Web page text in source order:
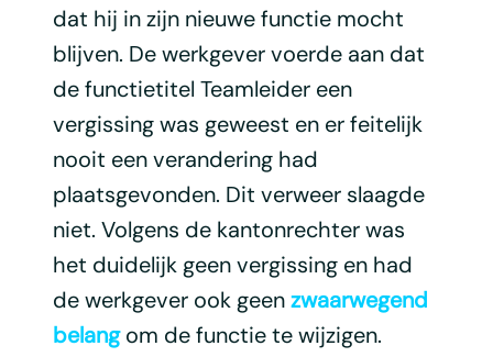
dat hij in zijn nieuwe functie mocht
blijven. De werkgever voerde aan dat
de functietitel Teamleider een
vergissing was geweest en er feitelijk
nooit een verandering had
plaatsgevonden. Dit verweer slaagde
niet. Volgens de kantonrechter was
het duidelijk geen vergissing en had
de werkgever ook geenzwaarwegend
belangom de functie te wijzigen.